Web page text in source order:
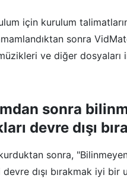
için kurulum
sonra
ve diğer dosyaları
sonra
devre dışı
sonra,
dışı bırakmak iyi bir